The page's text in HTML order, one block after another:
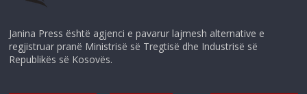
Janina Press është agjenci e pavarur lajmesh alternative e
regjistruar pranë Ministrisë së Tregtisë dhe Industrisë së
Republikës së Kosovës.